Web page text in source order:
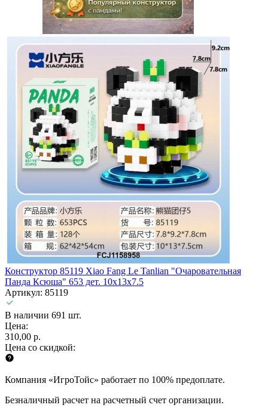
Конструктор 85119 Xiao Fang Le Tanlian "Очаровательная
Панда Ксюша" 653 дет. 10x13x7.5
Артикул: 85119
В наличии 691 шт.
Цена:
310,00 р.
Цена со скидкой:
Компания «ИгроТойс» работает по 100% предоплате.
Безналичный расчет на расчетный счет организации.